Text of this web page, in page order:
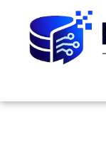
content